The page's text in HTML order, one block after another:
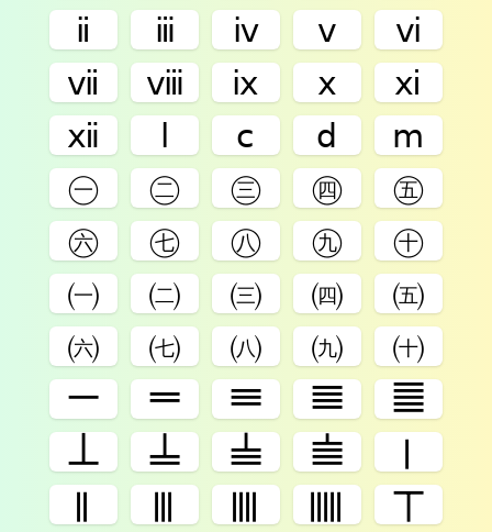
ⅱ
ⅲ ⅳ ⅴ
ⅵ
ⅶ
ⅷ ⅸ ⅹ
ⅺ
ⅻ
ⅼ ⅽ ⅾ
ⅿ
㊀
㊁ ㊂ ㊃
㊄
㊅
㊆ ㊇ ㊈
㊉
㈠
㈡ ㈢ ㈣
㈤
㈥
㈦ ㈧ ㈨
㈩
𝍠
𝍡 𝍢 𝍣
𝍤
𝍥
𝍦 𝍧 𝍨
𝍩
𝍪
𝍫 𝍬 𝍭
𝍮